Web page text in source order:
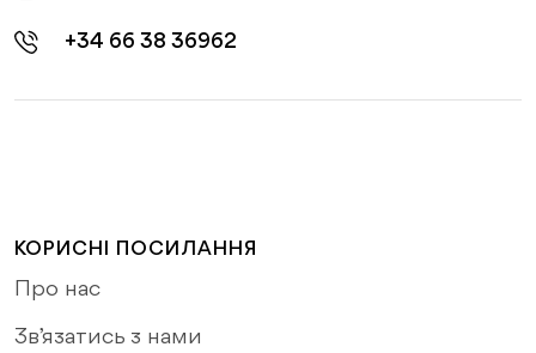
+34 66 38 36962
КОРИСНІ ПОСИЛАННЯ
Про нас
Зв’язатись з нами